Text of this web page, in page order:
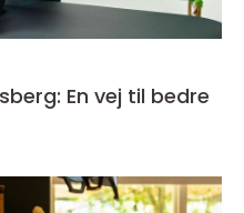
En vej til bedre